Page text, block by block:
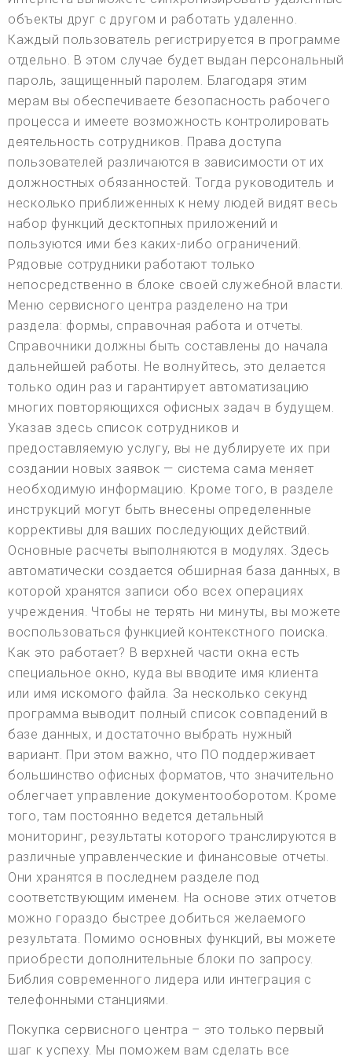
объекты друг с другом и работать удаленно.
Каждый пользователь регистрируется в программе
отдельно. В этом случае будет выдан персональный
пароль, защищенный паролем. Благодаря этим
мерам вы обеспечиваете безопасность рабочего
процесса и имеете возможность контролировать
деятельность сотрудников. Права доступа
пользователей различаются в зависимости от их
должностных обязанностей. Тогда руководитель и
несколько приближенных к нему людей видят весь
набор функций десктопных приложений и
пользуются ими без каких-либо ограничений.
Рядовые сотрудники работают только
непосредственно в блоке своей служебной власти.
Меню сервисного центра разделено на три
раздела: формы, справочная работа и отчеты.
Справочники должны быть составлены до начала
дальнейшей работы. Не волнуйтесь, это делается
только один раз и гарантирует автоматизацию
многих повторяющихся офисных задач в будущем.
Указав здесь список сотрудников и
предоставляемую услугу, вы не дублируете их при
создании новых заявок — система сама меняет
необходимую информацию. Кроме того, в разделе
инструкций могут быть внесены определенные
коррективы для ваших последующих действий.
Основные расчеты выполняются в модулях. Здесь
автоматически создается обширная база данных, в
которой хранятся записи обо всех операциях
учреждения. Чтобы не терять ни минуты, вы можете
воспользоваться функцией контекстного поиска.
Как это работает? В верхней части окна есть
специальное окно, куда вы вводите имя клиента
или имя искомого файла. За несколько секунд
программа выводит полный список совпадений в
базе данных, и достаточно выбрать нужный
вариант. При этом важно, что ПО поддерживает
большинство офисных форматов, что значительно
облегчает управление документооборотом. Кроме
того, там постоянно ведется детальный
мониторинг, результаты которого транслируются в
различные управленческие и финансовые отчеты.
Они хранятся в последнем разделе под
соответствующим именем. На основе этих отчетов
можно гораздо быстрее добиться желаемого
результата. Помимо основных функций, вы можете
приобрести дополнительные блоки по запросу.
Библия современного лидера или интеграция с
телефонными станциями.
Покупка сервисного центра – это только первый
шаг к успеху. Мы поможем вам сделать все